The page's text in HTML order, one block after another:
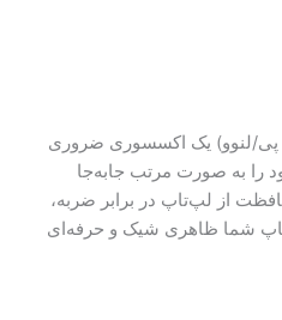
لنوو) یک اکسسوری ضروری
را به صورت مرتب جابه‌جا
از لپ‌تاپ در برابر ضربه،
شما ظاهری شیک و حرفه‌ای